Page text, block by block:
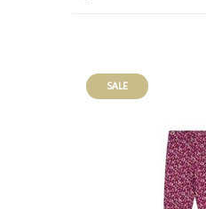
SALE